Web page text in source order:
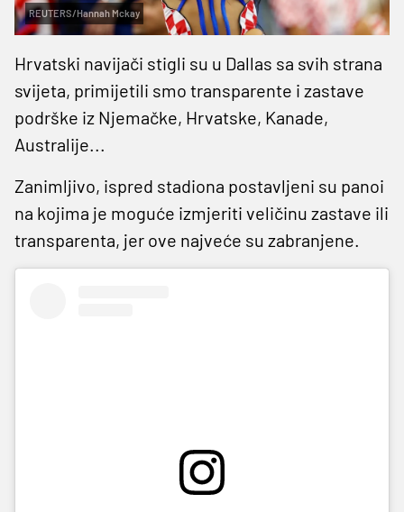
REUTERS/Hannah Mckay
Hrvatski navijači stigli su u Dallas sa svih strana
svijeta, primijetili smo transparente i zastave
podrške iz Njemačke, Hrvatske, Kanade,
Australije...
Zanimljivo, ispred stadiona postavljeni su panoi
na kojima je moguće izmjeriti veličinu zastave ili
transparenta, jer ove najveće su zabranjene.